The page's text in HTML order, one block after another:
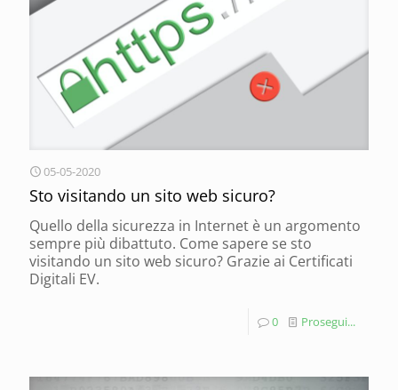
05-05-2020
Sto visitando un sito web sicuro?
Quello della sicurezza in Internet è un argomento
sempre più dibattuto. Come sapere se sto
visitando un sito web sicuro? Grazie ai Certificati
Digitali EV.
0 Prosegui...